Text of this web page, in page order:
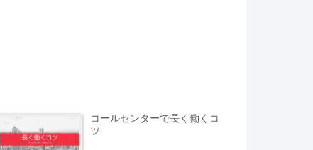
コールセンターで長く働くコ
ツ